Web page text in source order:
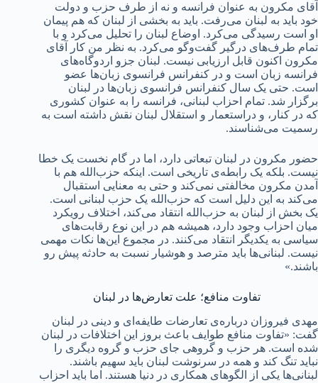
آقای مکرون به عنوان فرانسه و نه از طرف حزب و دولت
خود باید به لبنان می‌رفت. باید به بخشی از لبنان که هم پیمان
او است رسیدگی می‌کرد. اوضاع لبنان را تحلیل می‌کرد و با
تمام طرف‌های درگیر گفت‌وگو می‌کرد. به نظر من کار آقای
مکرون اکنون قابل ارزیابی نیست. لبنان جزو اردوگاه‌های
فرانسه زبان است و در کنفرانس فرانسوی زبان‌ها عضو
است. حتی یک سال کنفرانس فرانسوی زبان‌ها در لبنان
برگزار شد. تمام احزاب لبنانی، فرانسه را به عنوان کشوری
که در کنار، و دراستعمار و استقلال لبنان نقش داشته است به
رسمیت می‌شناسند.
حضور مکرون در لبنان تبعاتی دارد، اما در گام نخست یک خطا
نیست. بلکه یک رابطه‌ی تاریخی است. اینکه حزب‌الله هم با
آمدن مکرون مخالفتی نمی‌کند و حتی به معنایی استقبال
می‌کند به این دلیل است که حزب‌الله یک حزب لبنانی است.
یک بخش از لبنان به حزب‌الله انتقاد می‌کند، اختلاف رویکرد
میان احزاب وجود دارد، همیشه هم در این نوع رقابت‌های
سیاسی به یکدیگر انتقاد می‌کنند. در مجموع این‌ها نکات مهمی
نیست. لبنانی‌ها باید مترصد و هوشیار نسبت به حادثه پیش رو
باشند.»
تفاوت منافع؛ علت تعارض‌ها در لبنان
مهدی فیروزان درباره‌ی تعارضات طایفه‌ای و دینی در لبنان
گفت: «تفاوت منافع طوایف باعث بروز این اختلافات در لبنان
شده است. هر حزب و گروهی جای حزب و گروه دیگری را
نباید تنگ کند و همه در سرنوشت لبنان باید سهیم باشند.
لبنانی‌ها یکی از الگوهای همکاری در دنیا هستند. اما باید احزاب